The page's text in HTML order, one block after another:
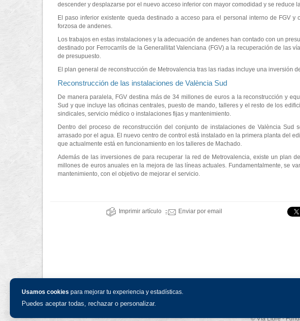
Usamos cookies para mejorar tu experiencia y estadísticas.
Puedes aceptar todas, rechazar o personalizar.
descender y desplazarse por el nuevo acceso inferior con mayor comodidad y se reduce
El paso inferior existente queda destinado a acceso para el personal interno de FGV
forzosa de andenes.
Los trabajos en estas instalaciones y la adecuación de andenes han contado con un
destinado por Ferrocarrils de la Generallitat Valenciana (FGV) a la recuperación de las
de presupuesto.
El plan general de reconstrucción de Metrovalencia tras las riadas incluye una inversión
Reconstrucción de las instalaciones de València Sud
De manera paralela, FGV destina más de 34 millones de euros a la reconstrucción y
Sud y que incluye las oficinas centrales, puesto de mando, talleres y el resto de los
sindicales, servicio médico o instalaciones fijas y mantenimiento.
Dentro del proceso de reconstrucción del conjunto de instalaciones de València
arrasado por el agua. El nuevo centro de control está instalado en la primera planta del
que actualmente está en funcionamiento en los talleres de Machado.
Además de las inversiones de para recuperar la red de Metrovalencia, existe un plan
millones de euros anuales en la mejora de las líneas actuales. Fundamentalmente, se
mantenimiento, con el objetivo de mejorar el servicio.
Imprimir artículo Enviar por email
© Vía Libre -